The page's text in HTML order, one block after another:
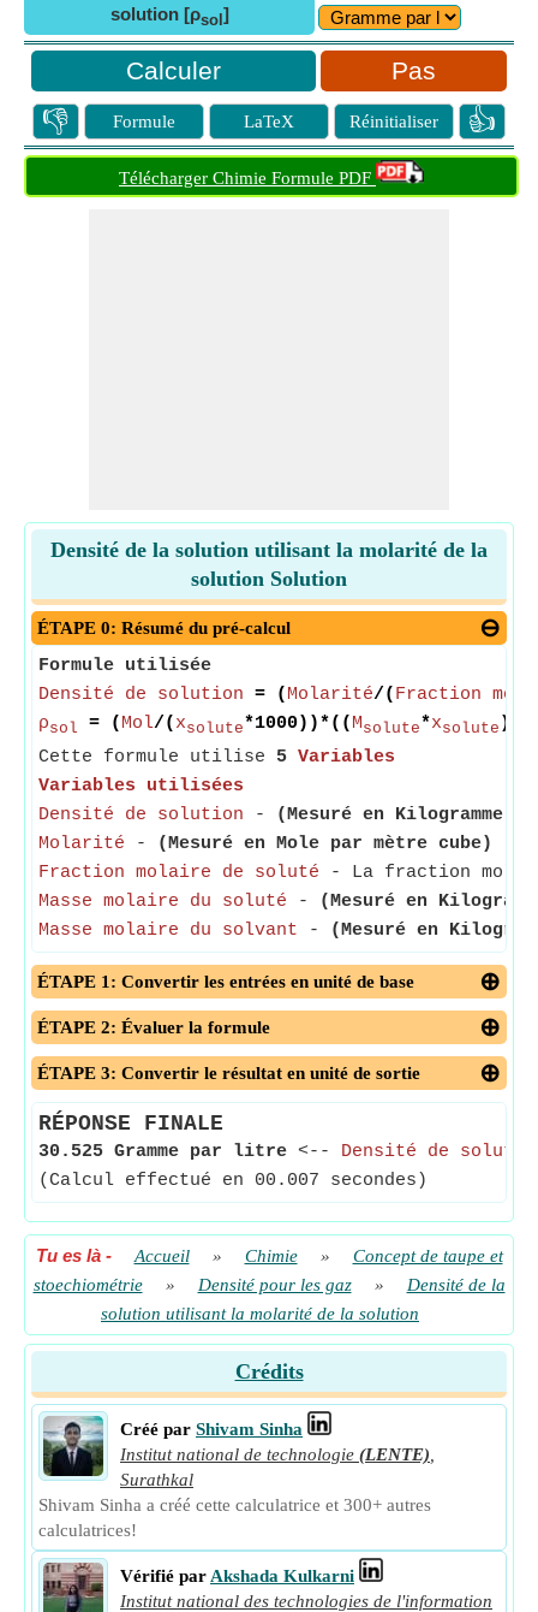
solution [ρsol ]
Pas
👎 Formule LaTeX Réinitialiser 👍
Télécharger Chimie Formule PDF
Densité de la solution utilisant la molarité de la
solution Solution
ÉTAPE 0: Résumé du pré-calcul
Formule utilisée
Densité de solution = ( Molarité/( Fraction
ρsol = ( Mol/( xsolute*1000))*(( Msolute*xsolute )+(
Cette formule utilise 5 Variables
Variables utilisées
Densité de solution -
(Mesuré en Kilogramme
Molarité - (Mesuré en Mole par mètre cube)
Fraction molaire de soluté - La fraction
Masse molaire du soluté -
(Mesuré en
Masse molaire du solvant - (Mesuré en
ÉTAPE 1: Convertir les entrées en unité de base
ÉTAPE 2: Évaluer la formule
ÉTAPE 3: Convertir le résultat en unité de sortie
RÉPONSE FINALE
30.525 Gramme par litre <-- Densité de
(Calcul effectué en 00.007 secondes)
Tu es là- Accueil » Chimie »
Concept de taupe et
stoechiométrie
» Densité pour les gaz »
Densité de la
solution utilisant la molarité de la solution
Crédits
Créé par Shivam Sinha
Institut national de technologie (LENTE)
Surathkal
Shivam Sinha a créé cette calculatrice et 300+ autres
calculatrices!
Vérifié par Akshada Kulkarni
Institut national des technologies de l'information